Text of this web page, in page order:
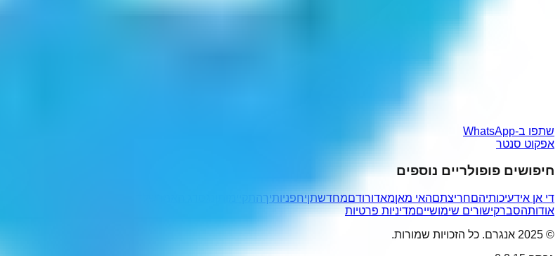
שתפו ב-WhatsApp
אפקוט סנטר
חיפושים פופולריים נוספים
די אן אידעיכותיהםחריצתםהאי מאןמאדורודםמחדשתןיחפניותיך
אודותהסברקישורים שימושייםמדיניות פרטיות
© 2025 אנגרם. כל הזכויות שמורות.